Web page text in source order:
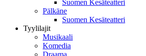
Suomen Kesäteatteri
Pälkäne
Suomen Kesäteatteri
Tyylilajit
Musikaali
Komedia
Draama